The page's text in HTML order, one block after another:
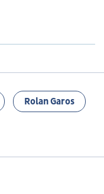
Rolan Garos